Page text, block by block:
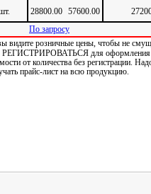
28800.00 57600.00
По запросу
вы видите розничные цены, чтобы не
для оформления
от количества без регистрации.
прайс-лист на всю продукцию.